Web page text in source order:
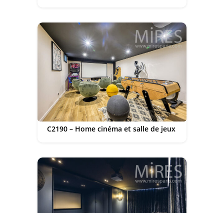
C2190 – Home cinéma et salle de jeux